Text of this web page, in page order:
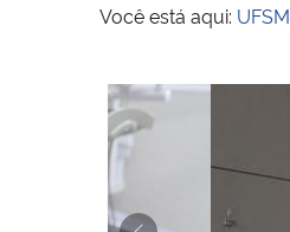
Secretaria de Governo
Você está aqui: UFSM